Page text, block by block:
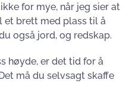
for mye, når jeg sier at
et brett med plass til å
også jord, og redskap.
høyde, er det tid for å
må du selvsagt skaffe